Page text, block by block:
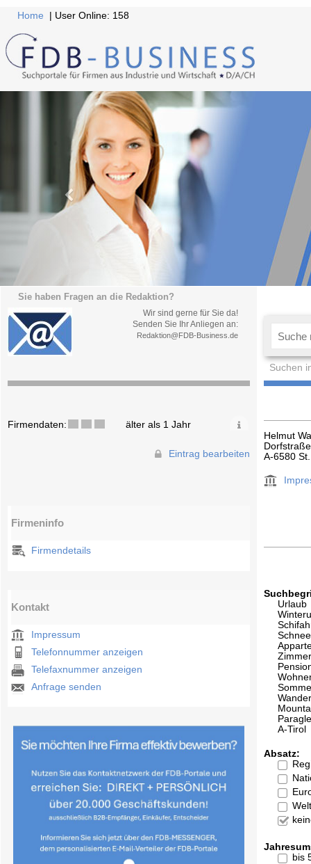
Home | User Online: 158
Sie haben Fragen an die Redaktion?
Wir sind gerne für Sie da!
Senden Sie Ihr Anliegen an:
Redaktion@FDB-Business.de
Suchen
Firmendaten: älter als 1 Jahr
Eintrag bearbeiten
Firmeninfo
Firmendetails
Kontakt
Impressum
Telefonnummer anzeigen
Telefaxnummer anzeigen
Anfrage senden
Helmut
A-6580
Urlaub
Schnee
A-Tirol
Absatz:
bis